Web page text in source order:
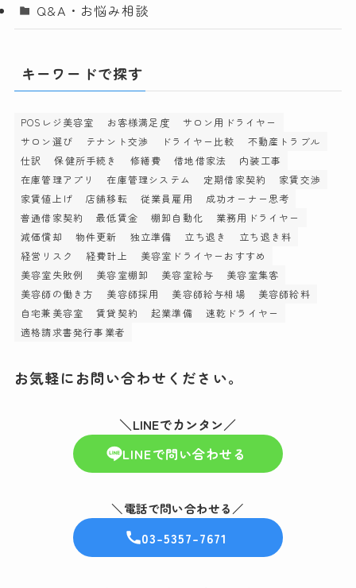
Q&A・お悩み相談
キーワードで探す
POSレジ美容室 お客様満足度
サロン用ドライヤー
サロン選び
テナント交渉 ドライヤー比較
不動産トラブル
仕訳
保健所手続き 修繕費 借地借家法
内装工事
在庫管理アプリ
在庫管理システム 定期借家契約
家賃交渉
家賃値上げ
店舗移転 従業員雇用
成功オーナー思考
普通借家契約
最低賃金 棚卸自動化
業務用ドライヤー
減価償却
物件更新 独立準備 立ち退き
立ち退き料
経営リスク
経費計上
美容室ドライヤーおすすめ
美容室失敗例
美容室棚卸 美容室給与
美容室集客
美容師の働き方
美容師採用 美容師給与相場
美容師給料
自宅兼美容室
賃貸契約 起業準備
速乾ドライヤー
適格請求書発行事業者
お気軽にお問い合わせください。
＼LINEでカンタン／
LINEで問い合わせる
＼電話で問い合わせる／
03-5357-7671